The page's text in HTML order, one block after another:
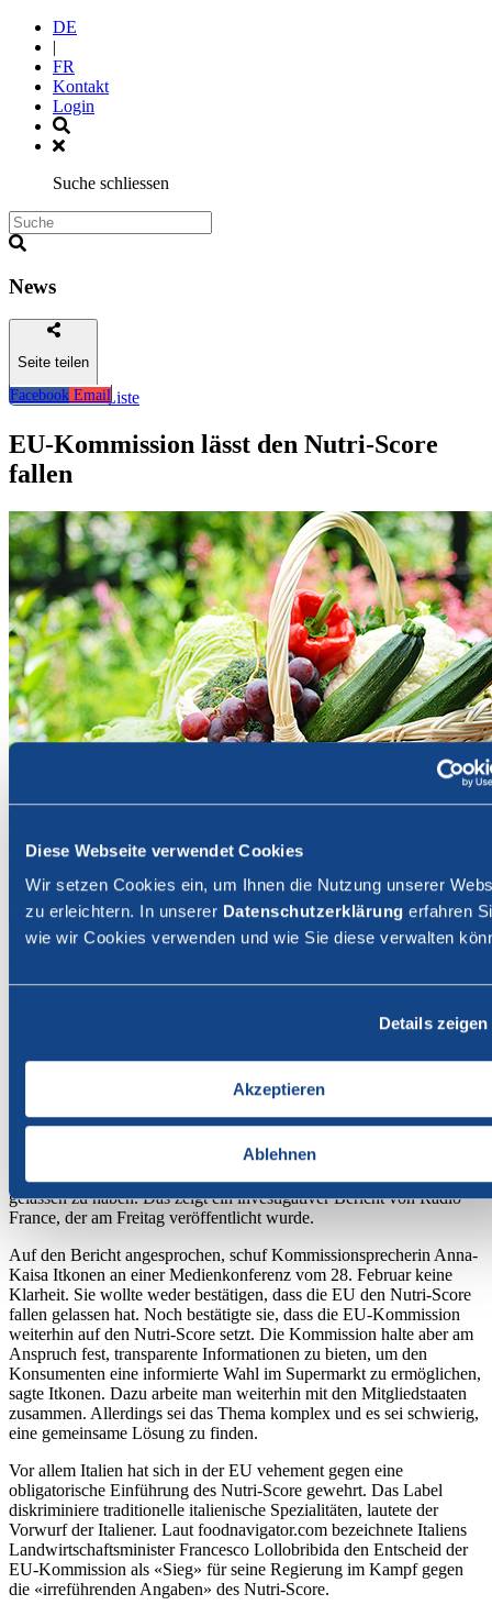
Diese Webseite verwendet Cookies
Wir setzen Cookies ein, um Ihnen die Nutzung unserer
zu erleichtern. In unserer Datenschutzerklärung erfahren
wie wir Cookies verwenden und wie Sie diese verwalten
Details zeigen
Akzeptieren
Ablehnen
DE
|
FR
Kontakt
Login
Suche schliessen
News
Seite teilen
Facebook Email
Zurück zur Liste
EU-Kommission lässt den Nutri-Score
fallen
(foodaktuell.ch) - Die EU-Kommission hat offenbar ihre Pläne
Kennzeichnung einzuführen.
Bereits 2022 hätte die Europäische Kommission eigentlich einen
Vorschlag für eine EU-weit einheitliche und verbindliche
Vorschlag. Nun scheint die EU-Kommission die Pläne für eine
verpflichtende EU-weite Kennzeichnung mit dem Nutri-Score fallen
gelassen zu haben. Das zeigt ein investigativer Bericht von Radio
France, der am Freitag veröffentlicht wurde.
Auf den Bericht angesprochen, schuf Kommissionsprecherin Anna-
Kaisa Itkonen an einer Medienkonferenz vom 28. Februar keine
Klarheit. Sie wollte weder bestätigen, dass die EU den Nutri-Score
fallen gelassen hat. Noch bestätigte sie, dass die EU-Kommission
weiterhin auf den Nutri-Score setzt. Die Kommission halte aber am
Anspruch fest, transparente Informationen zu bieten, um den
Konsumenten eine informierte Wahl im Supermarkt zu ermöglichen,
sagte Itkonen. Dazu arbeite man weiterhin mit den Mitgliedstaaten
zusammen. Allerdings sei das Thema komplex und es sei schwierig,
eine gemeinsame Lösung zu finden.
Vor allem Italien hat sich in der EU vehement gegen eine
obligatorische Einführung des Nutri-Score gewehrt. Das Label
diskriminiere traditionelle italienische Spezialitäten, lautete der
Vorwurf der Italiener. Laut foodnavigator.com bezeichnete Italiens
Landwirtschaftsminister Francesco Lollobribida den Entscheid der
EU-Kommission als «Sieg» für seine Regierung im Kampf gegen
die «irreführenden Angaben» des Nutri-Score.